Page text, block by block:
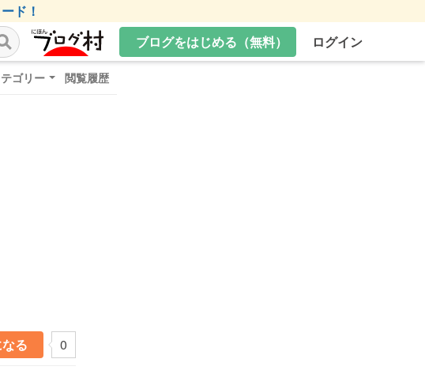
ド！
ブログをはじめる（無料）
ログイン
ゴリー 閲覧履歴
る 0